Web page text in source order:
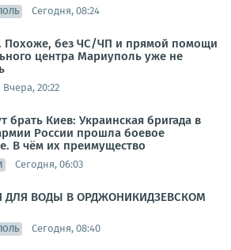
Сегодня, 08:24
Похоже, без ЧС/ЧП и прямой помощи
центра Мариуполь уже не
Вчера, 20:22
брать Киев: Украинская бригада в
России прошла боевое
В чём их преимущество
Сегодня, 06:03
ДЛЯ ВОДЫ В ОРДЖОНИКИДЗЕВСКОМ
Сегодня, 08:40